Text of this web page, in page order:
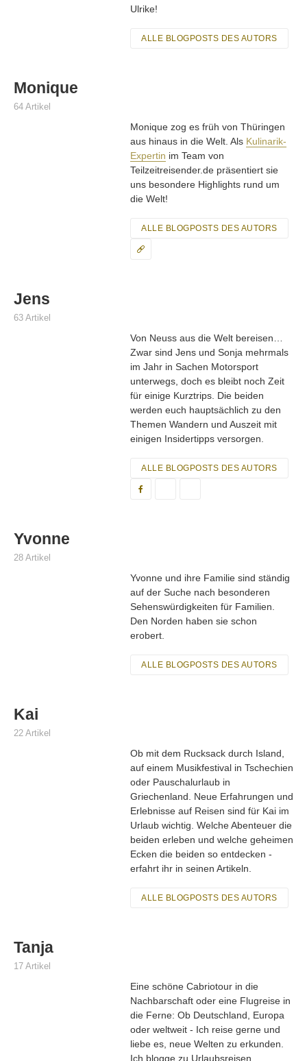
Ulrike!
ALLE BLOGPOSTS DES AUTORS
Monique
64 Artikel
Monique zog es früh von Thüringen
aus hinaus in die Welt. Als Kulinarik-
Expertin im Team von
Teilzeitreisender.de präsentiert sie
uns besondere Highlights rund um
die Welt!
ALLE BLOGPOSTS DES AUTORS
Jens
63 Artikel
Von Neuss aus die Welt bereisen…
Zwar sind Jens und Sonja mehrmals
im Jahr in Sachen Motorsport
unterwegs, doch es bleibt noch Zeit
für einige Kurztrips. Die beiden
werden euch hauptsächlich zu den
Themen Wandern und Auszeit mit
einigen Insidertipps versorgen.
ALLE BLOGPOSTS DES AUTORS
Yvonne
28 Artikel
Yvonne und ihre Familie sind ständig
auf der Suche nach besonderen
Sehenswürdigkeiten für Familien.
Den Norden haben sie schon
erobert.
ALLE BLOGPOSTS DES AUTORS
Kai
22 Artikel
Ob mit dem Rucksack durch Island,
auf einem Musikfestival in Tschechien
oder Pauschalurlaub in
Griechenland. Neue Erfahrungen und
Erlebnisse auf Reisen sind für Kai im
Urlaub wichtig. Welche Abenteuer die
beiden erleben und welche geheimen
Ecken die beiden so entdecken -
erfahrt ihr in seinen Artikeln.
ALLE BLOGPOSTS DES AUTORS
Tanja
17 Artikel
Eine schöne Cabriotour in die
Nachbarschaft oder eine Flugreise in
die Ferne: Ob Deutschland, Europa
oder weltweit - Ich reise gerne und
liebe es, neue Welten zu erkunden.
Ich blogge zu Urlaubsreisen,